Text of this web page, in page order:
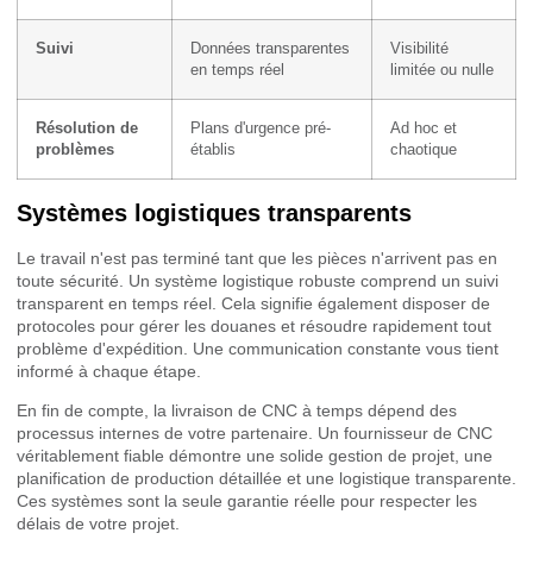
Suivi
Données transparentes
en temps réel
Visibilité
limitée ou nulle
Résolution de
problèmes
Plans d'urgence pré-
établis
Ad hoc et
chaotique
Systèmes logistiques transparents
Le travail n'est pas terminé tant que les pièces n'arrivent pas en
toute sécurité. Un système logistique robuste comprend un suivi
transparent en temps réel. Cela signifie également disposer de
protocoles pour gérer les douanes et résoudre rapidement tout
problème d'expédition. Une communication constante vous tient
informé à chaque étape.
En fin de compte, la livraison de CNC à temps dépend des
processus internes de votre partenaire. Un fournisseur de CNC
véritablement fiable démontre une solide gestion de projet, une
planification de production détaillée et une logistique transparente.
Ces systèmes sont la seule garantie réelle pour respecter les
délais de votre projet.